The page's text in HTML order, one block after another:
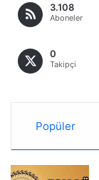
3.108
Aboneler
0
Takipçi
Popüler